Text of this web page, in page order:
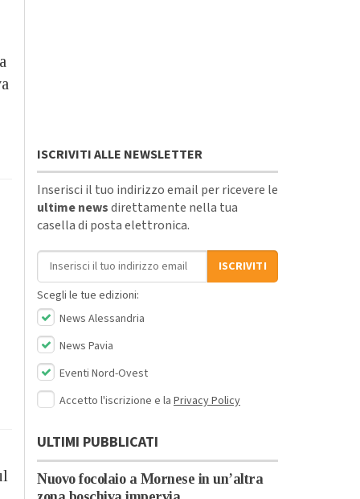
ISCRIVITI ALLE NEWSLETTER
Inserisci il tuo indirizzo email per ricevere le
ultime newsdirettamente nella tua
casella di posta elettronica.
Indirizzo email
ISCRIVITI
Scegli le tue edizioni:
News Alessandria
News Pavia
Eventi Nord-Ovest
Accetto l'iscrizione e la Privacy Policy
ULTIMI PUBBLICATI
Nuovo focolaio a Mornese in un’altra